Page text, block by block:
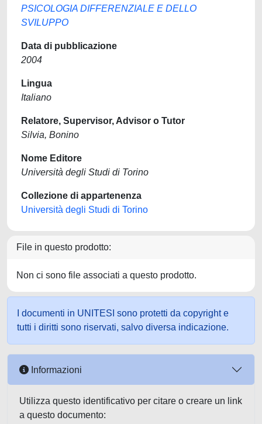
PSICOLOGIA DIFFERENZIALE E DELLO
SVILUPPO
Data di pubblicazione
2004
Lingua
Italiano
Relatore, Supervisor, Advisor o Tutor
Silvia, Bonino
Nome Editore
Università degli Studi di Torino
Collezione di appartenenza
Università degli Studi di Torino
File in questo prodotto:
Non ci sono file associati a questo prodotto.
I documenti in UNITESI sono protetti da copyright e
tutti i diritti sono riservati, salvo diversa indicazione.
Informazioni
Utilizza questo identificativo per citare o creare un link
a questo documento: